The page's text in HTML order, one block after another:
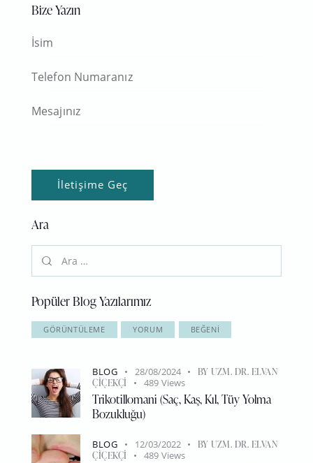
Bize Yazın
Ara
Popüler Blog Yazılarımız
GÖRÜNTÜLEME YORUM BEĞENI
BLOG 28/08/2024 BY UZM. DR. ELVAN
ÇIÇEKÇI
489 Views
Trikotillomani (Saç, Kaş, Kıl, Tüy Yolma
Bozukluğu)
BLOG 12/03/2022 BY UZM. DR. ELVAN
ÇIÇEKÇI
489 Views